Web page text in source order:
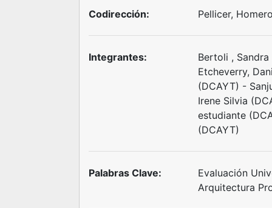
Codirección: Pellicer,
Integrantes:
Bertoli ,
Etcheverry,
(DCAYT) -
Irene Silvia
estudiante
(DCAYT)
Palabras Clave:
Evaluación
Arquitectura